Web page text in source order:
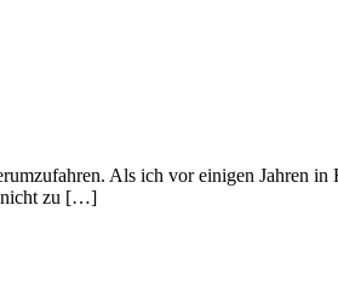
Als ich vor einigen Jahren in
nicht zu […]